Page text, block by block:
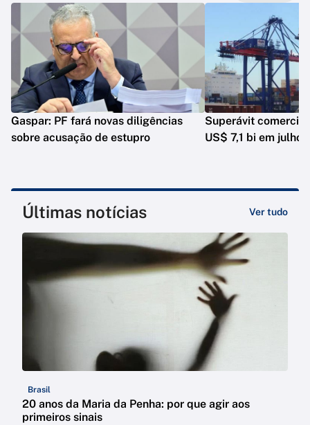
Gaspar: PF fará novas diligências
sobre acusação de estupro
Superávit comercial
US$ 7,1 bi em julho
Últimas notícias Ver tudo
Brasil
20 anos da Maria da Penha: por que agir aos
primeiros sinais